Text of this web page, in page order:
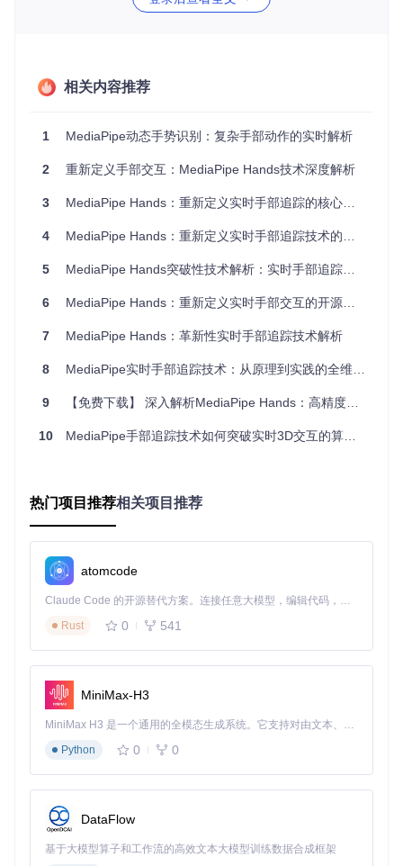
手掌检测阶段
返回带方向信息的边界框。这一步采用优化的目标检测网
分遮挡情况。
关键点追踪阶段：在裁剪的手部区域上运行关键点模型，
精确预测21个三维坐标。这种聚焦式处理将计算资源集中
在关键区域，比全图直接预测效率提升3-5倍。
定位大致位置（手掌检测），再走近观察细节特征（关键
识别精度。
实时性能优化：移动设备上的流畅体验 ⚡
系统内置三大优化机制，确保在资源受限设备上的实时表现：
智能跟踪策略：连续帧处理时，基于前一帧结果预测当前帧
0%计算量
NNAPI、iOS Core ML和WebAssembly后端
三维空间理解：超越平面的交互维度 🌐
输出：
归一化坐标：x,y坐标归一化至[0.0,1.0]范围，与图像尺寸无
：z坐标表示相对深度，以手腕为原点
世界坐标系：提供以米为单位的真实三维坐标，支持空间交
这种三维能力使虚拟物体交互、手势体积测量等高级应用成为
可能。
实践指南：从零开始的手部追踪应用开发
环境准备与基础配置
# 克隆项目仓库
git clone
cd mediapipe
相关内容推荐
1 MediaPipe动态手势识别：复杂手部动作的实时解析
2 重新定义手部交互：MediaPipe Hands技术深度解析
3 MediaPipe Hands：重新定义实时手部追踪的核心技术揭秘
4 MediaPipe Hands：重新定义实时手部追踪技术的边界
5 MediaPipe Hands突破性技术解析：实时手部追踪的核心突破与实战应用
6 MediaPipe Hands：重新定义实时手部交互的开源技术方案
7 MediaPipe Hands：革新性实时手部追踪技术解析
8 MediaPipe实时手部追踪技术：从原理到实践的全维度解析
9 【免费下载】 深入解析MediaPipe Hands：高精度实时手部追踪技术
10 MediaPipe手部追踪技术如何突破实时3D交互的算力瓶颈？4个创新突破全解析
热门项目推荐相关项目推荐
atomcode
Claude Code 的开源替代方案。连接任意大模型，编辑代码，运行命令，自动验证 — 全自动执行。用 Rust 构建，极致性能。 ｜ An open-source alternative to Claude Code. Connect any LLM, edit code, run commands, and verify changes — autonomously. Built in Rust for speed. Get Started
Rust
0 541
MiniMax-H3
MiniMax H3 是一个通用的全模态生成系统。它支持对由文本、图像、视频和音频组成的多模态上下文进行统一理解，并能生成分辨率高达 2K、时长可达 15 秒的带原生立体声音频的视频。得益于面向任务泛化的系统设计，H3 在预训练阶段就已具备广泛的多模态上下文理解与生成能力，能够出色地执行复杂的多模态指令。
Python
0 0
DataFlow
基于大模型算子和工作流的高效文本大模型训练数据合成框架